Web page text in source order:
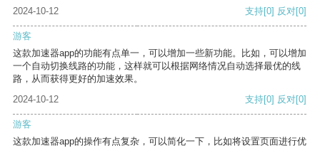
2024-10-12 支持[0] 反对[0]
游客
这款加速器app的功能有点单一，可以增加一些新功能。比如，可以增加
一个自动切换线路的功能，这样就可以根据网络情况自动选择最优的线
路，从而获得更好的加速效果。
2024-10-12
支持[0] 反对[0]
游客
这款加速器app的操作有点复杂，可以简化一下，比如将设置页面进行优